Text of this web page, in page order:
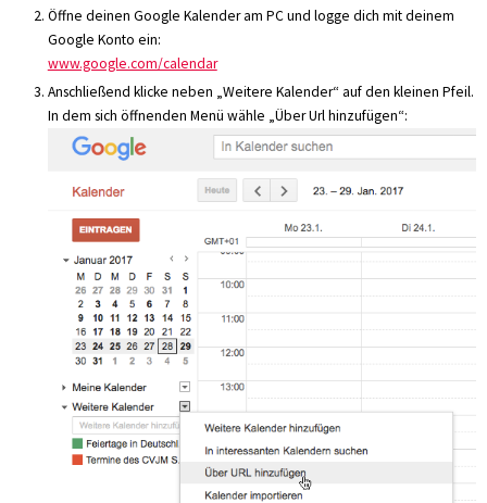
Öffne deinen Google Kalender am PC und logge dich mit deinem
Google Konto ein:
www.google.com/calendar
Anschließend klicke neben „Weitere Kalender“ auf den kleinen Pfeil.
In dem sich öffnenden Menü wähle „Über Url hinzufügen“: